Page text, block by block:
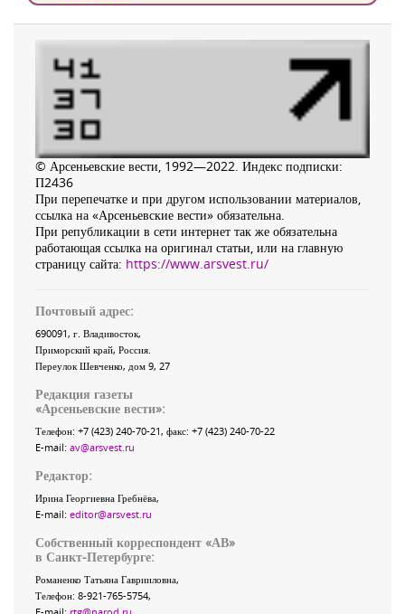
© Арсеньевские вести, 1992—2022. Индекс подписки:
П2436
При перепечатке и при другом использовании материалов,
ссылка на «Арсеньевские вести» обязательна.
При републикации в сети интернет так же обязательна
работающая ссылка на оригинал статьи, или на главную
страницу сайта: https://www.arsvest.ru/
Почтовый адрес:
690091, г. Владивосток,
Приморский край, Россия
Переулок Шевченко, дом 9, 27
Редакция газеты
«Арсеньевские вести»:
Телефон: +7 (423) 240-70-21, факс: +7 (423) 240-70-22
E-mail: av@arsvest.ru
Редактор:
Ирина Георгиевна Гребнёва,
E-mail: editor@arsvest.ru
Собственный корреспондент «АВ»
в Санкт-Петербурге:
Романенко Татьяна Гаврииловна,
Телефон: 8-921-765-5754,